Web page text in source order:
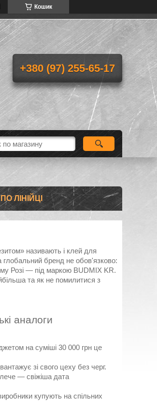
Кошик
+380 (97) 255-65-17
ЛІНІЙЦІ
називають і клей для
глобальний бренд не обов'язково:
Розі — під маркою BUDMIX KR.
та як не помилитися з
аналоги
на суміші 30 000 грн це
зі свого цеху без черг.
— свіжіша дата
купують на спільних